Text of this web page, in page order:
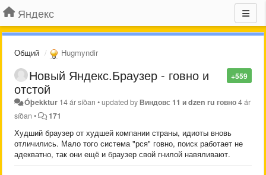
Яндекс
Общий Hugmyndir
+559
Новый Яндекс.Браузер - говно и
отстой
Óþekktur 14 ár síðan •updated byВиндовс 11 и dzen ru говно4 ár
síðan • 171
Худший браузер от худшей компании страны, идиоты вновь
отличились. Мало того система "рся" говно, поиск работает не
адекватно, так они ещё и браузер свой гнилой навяливают.